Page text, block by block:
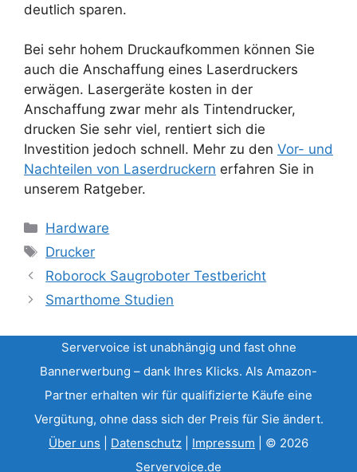
deutlich sparen.
Bei sehr hohem Druckaufkommen können Sie
auch die Anschaffung eines Laserdruckers
erwägen. Lasergeräte kosten in der
Anschaffung zwar mehr als Tintendrucker,
drucken Sie sehr viel, rentiert sich die
Investition jedoch schnell. Mehr zu den Vor- und
Nachteilen von Laserdruckern erfahren Sie in
unserem Ratgeber.
Kategorien
Hardware
Schlagwörter
Drucker
Roborock Saugroboter Testbericht
Smarthome Studien
Servervoice ist unabhängig und fast ohne
Bannerwerbung – dank Ihres Klicks. Als Amazon-
Partner erhalten wir für qualifizierte Käufe eine
Vergütung, ohne dass sich der Preis für Sie ändert.
Über uns
Datenschutz Impressum | © 2026
Servervoice.de